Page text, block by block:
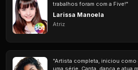
trabalhos foram com a Five!"
Larissa Manoela
Atriz
"Artista completa, iniciou como
uma série. Canta, dança e atua